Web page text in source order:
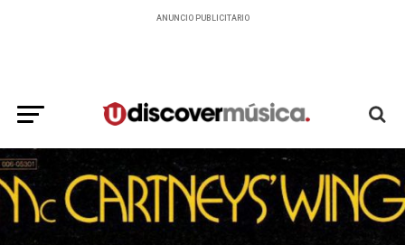
ANUNCIO PUBLICITARIO